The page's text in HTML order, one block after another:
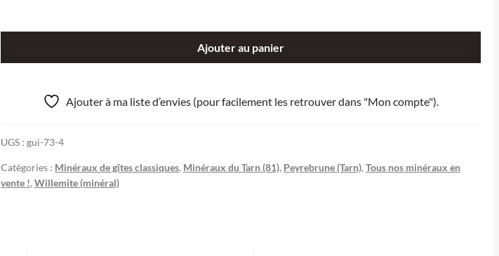
Peyrebrune,
Tarn.
Ajouter au panier
Ajouter à ma liste d’envies (pour facilement les retrouver dans "Mon compte").
UGS : gui-73-4
Catégories : Minéraux de gîtes classiques, Minéraux du Tarn (81), Peyrebrune (Tarn), Tous nos minéraux en
vente !, Willemite (minéral)